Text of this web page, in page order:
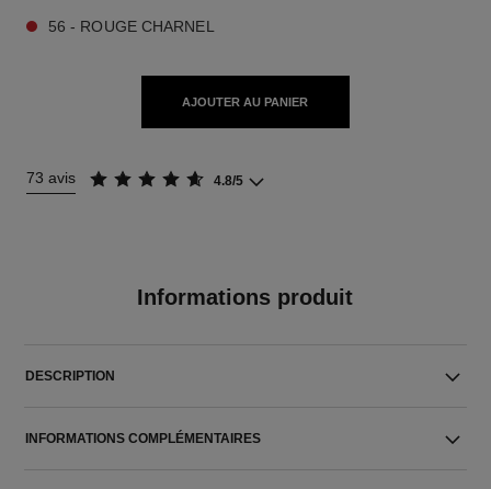
56 - ROUGE CHARNEL
AJOUTER AU PANIER
73 avis 4.8/5
Informations produit
DESCRIPTION
INFORMATIONS COMPLÉMENTAIRES